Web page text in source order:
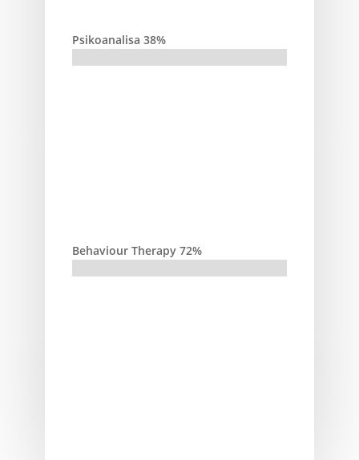
Psikoanalisa 38%
Behaviour Therapy 72%